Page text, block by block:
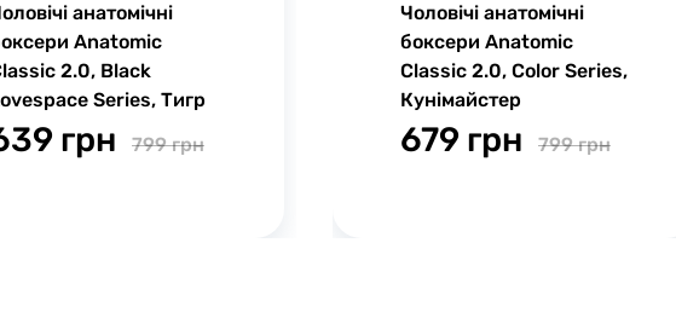
анатомічні
Anatomic
2.0, Black
Series, Тигр
грн 799 грн
Чоловічі анатомічні
боксери Anatomic
Classic 2.0, Color Series,
Кунімайстер
679 грн 799 грн